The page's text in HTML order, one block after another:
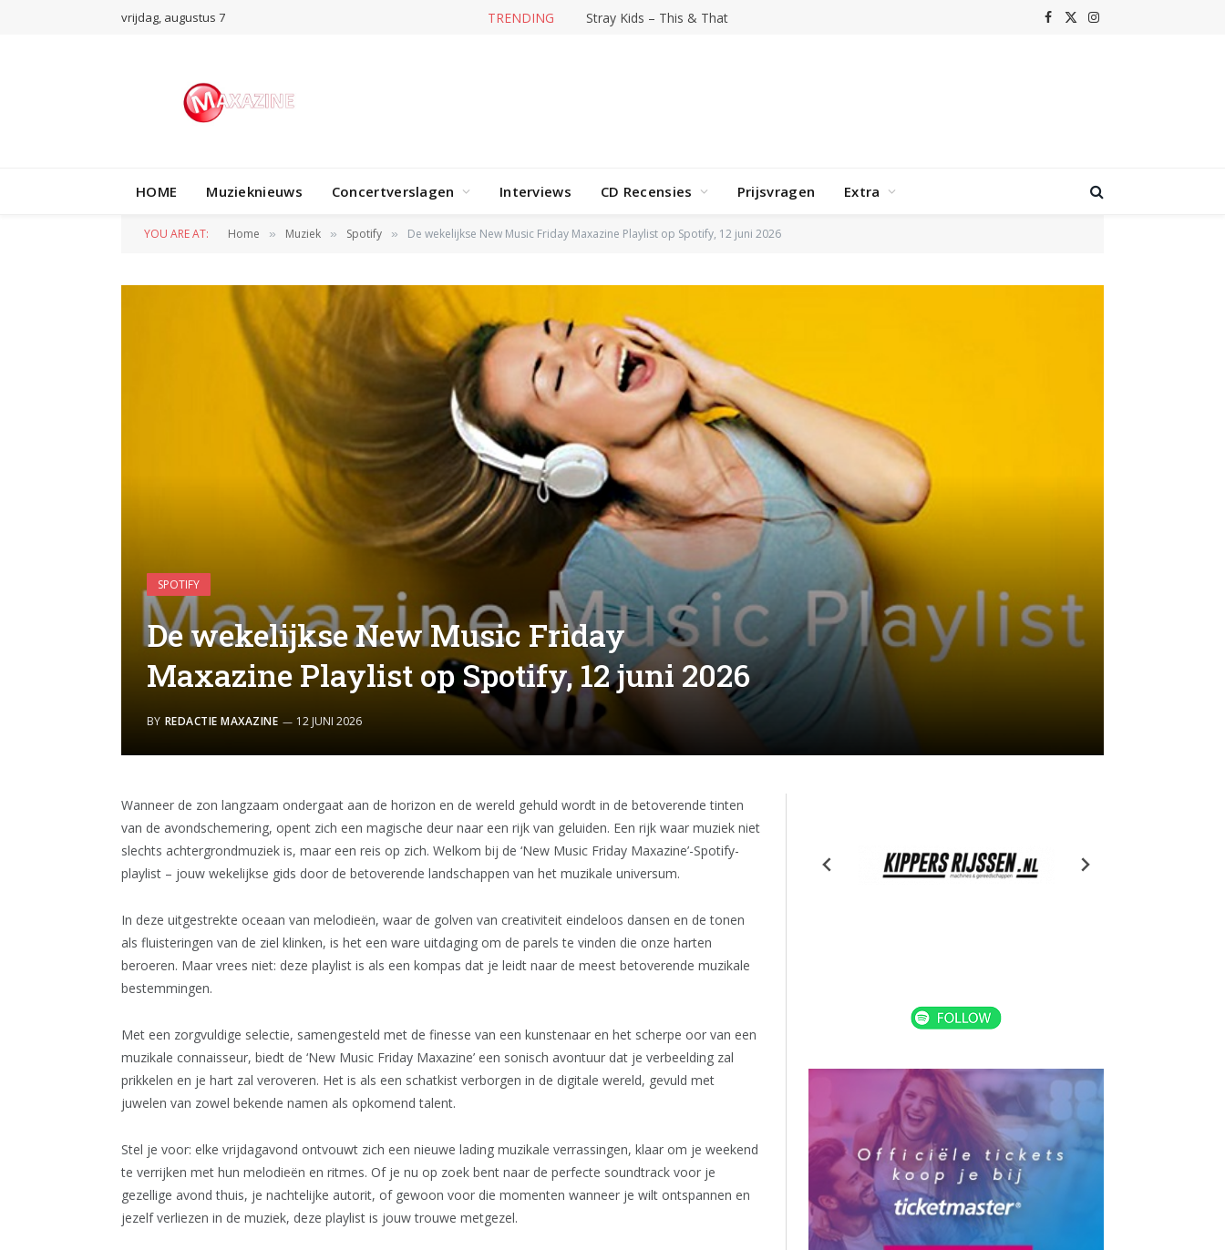
vrijdag, augustus 7 TRENDING Hit-producer William Orbit overleden Facebook
X
Instagram
HOME Muzieknieuws Concertverslagen Interviews CD Recensies Prijsvragen Extra
YOU ARE AT: Home » Muziek » Spotify » De wekelijkse New Music Friday Maxazine Playlist op Spotify, 12 juni 2026
SPOTIFY
De wekelijkse New Music Friday
Maxazine Playlist op Spotify, 12 juni 2026
BY REDACTIE MAXAZINE 12 JUNI 2026
Wanneer de zon langzaam ondergaat aan de horizon en de wereld gehuld wordt in de betoverende tinten
van de avondschemering, opent zich een magische deur naar een rijk van geluiden. Een rijk waar muziek niet
slechts achtergrondmuziek is, maar een reis op zich. Welkom bij de ‘New Music Friday Maxazine’-Spotify-
playlist – jouw wekelijkse gids door de betoverende landschappen van het muzikale universum.
In deze uitgestrekte oceaan van melodieën, waar de golven van creativiteit eindeloos dansen en de tonen
als fluisteringen van de ziel klinken, is het een ware uitdaging om de parels te vinden die onze harten
beroeren. Maar vrees niet: deze playlist is als een kompas dat je leidt naar de meest betoverende muzikale
bestemmingen.
Met een zorgvuldige selectie, samengesteld met de finesse van een kunstenaar en het scherpe oor van een
muzikale connaisseur, biedt de ‘New Music Friday Maxazine’ een sonisch avontuur dat je verbeelding zal
prikkelen en je hart zal veroveren. Het is als een schatkist verborgen in de digitale wereld, gevuld met
juwelen van zowel bekende namen als opkomend talent.
Stel je voor: elke vrijdagavond ontvouwt zich een nieuwe lading muzikale verrassingen, klaar om je weekend
te verrijken met hun melodieën en ritmes. Of je nu op zoek bent naar de perfecte soundtrack voor je
gezellige avond thuis, je nachtelijke autorit, of gewoon voor die momenten wanneer je wilt ontspannen en
jezelf verliezen in de muziek, deze playlist is jouw trouwe metgezel.